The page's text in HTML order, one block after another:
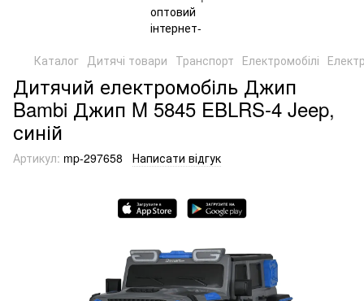
Каталог Дитячі товари Транспорт Електромобілі
Дитячий електромобіль Джип
Bambi Джип M 5845 EBLRS-4 Jeep,
синій
Артикул: mp-297658 Написати відгук